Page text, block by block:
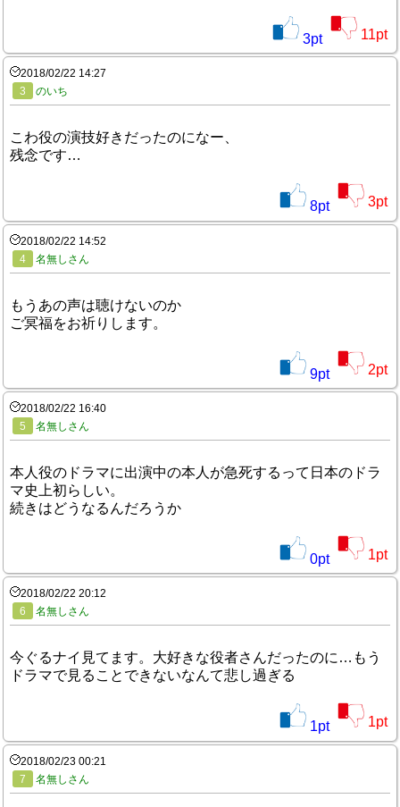
3pt 11pt
2018/02/22 14:27
3
のいち
こわ役の演技好きだったのになー、
残念です…
8pt 3pt
2018/02/22 14:52
4
名無しさん
もうあの声は聴けないのか
ご冥福をお祈りします。
9pt 2pt
2018/02/22 16:40
5
名無しさん
本人役のドラマに出演中の本人が急死するって日本のドラ
マ史上初らしい。
続きはどうなるんだろうか
0pt 1pt
2018/02/22 20:12
6
名無しさん
今ぐるナイ見てます。大好きな役者さんだったのに…もう
ドラマで見ることできないなんて悲し過ぎる
1pt 1pt
2018/02/23 00:21
7
名無しさん